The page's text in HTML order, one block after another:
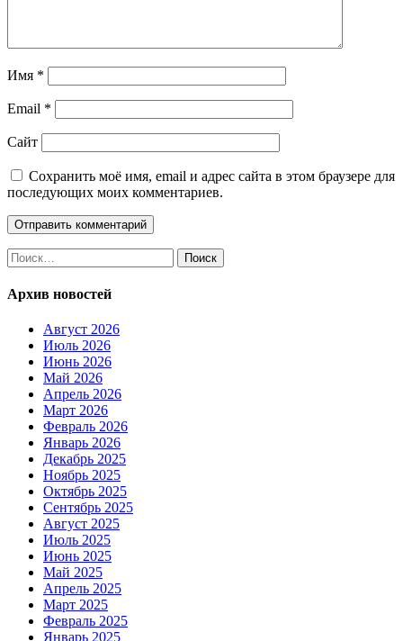
Имя *
Email *
Сайт
Сохранить моё имя, email и адрес сайта в этом браузере для
последующих моих комментариев.
Найти:
Архив новостей
Август 2026
Июль 2026
Июнь 2026
Май 2026
Апрель 2026
Март 2026
Февраль 2026
Январь 2026
Декабрь 2025
Ноябрь 2025
Октябрь 2025
Сентябрь 2025
Август 2025
Июль 2025
Июнь 2025
Май 2025
Апрель 2025
Март 2025
Февраль 2025
Январь 2025